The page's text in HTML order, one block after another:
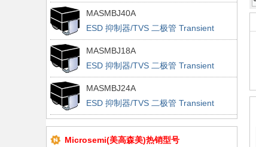
TVS
MASMBJ40A
ESD 抑制器/TVS 二极管 Transient
Voltage Suppressor
MASMBJ18A
ESD 抑制器/TVS 二极管 Transient
Voltage Suppressor
MASMBJ24A
ESD 抑制器/TVS 二极管 Transient
Voltage Suppressor
Microsemi(美高森美)热销型号